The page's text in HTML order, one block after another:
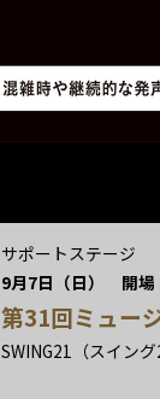
サポートステージ
9月7日（日） 開場
第31回ミュー
SWING21（スイング